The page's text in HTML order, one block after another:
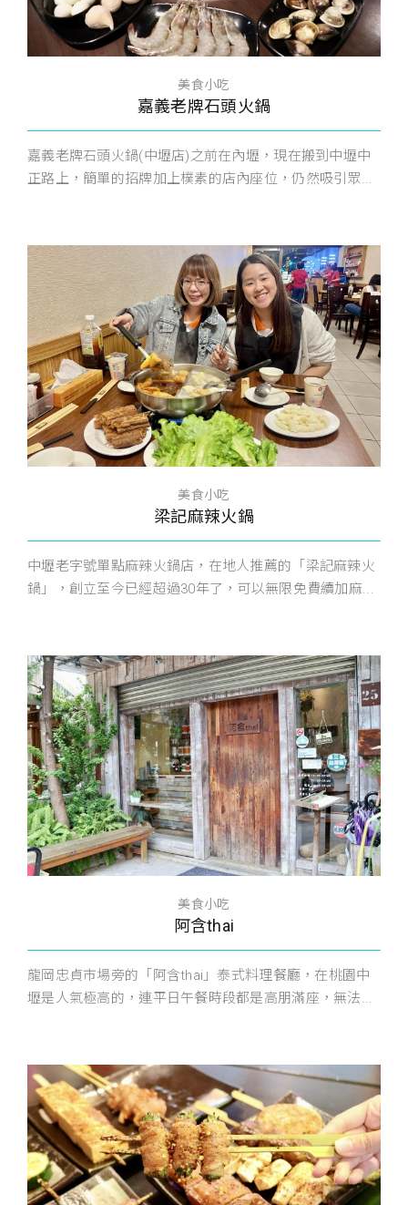
美食小吃
嘉義老牌石頭火鍋
嘉義老牌石頭火鍋(中壢店)之前在內壢，現在搬到中壢中
正路上，簡單的招牌加上樸素的店內座位，仍然吸引眾...
美食小吃
梁記麻辣火鍋
中壢老字號單點麻辣火鍋店，在地人推薦的「梁記麻辣火
鍋」，創立至今已經超過30年了，可以無限免費續加麻...
美食小吃
阿含thai
龍岡忠貞市場旁的「阿含thai」泰式料理餐廳，在桃園中
壢是人氣極高的，連平日午餐時段都是高朋滿座，無法...